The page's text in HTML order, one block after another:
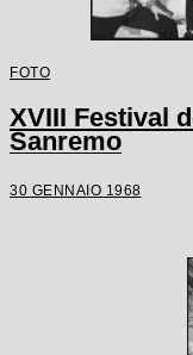
FOTO
XVIII Festival
Sanremo
30 GENNAIO 1968